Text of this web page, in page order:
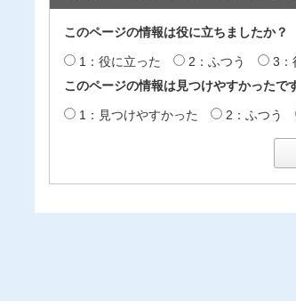
このページの情報は役に立ちましたか？
1：役に立った 2：ふつう
3：
このページの情報は見つけやすかったで
1：見つけやすかった 2：ふつう